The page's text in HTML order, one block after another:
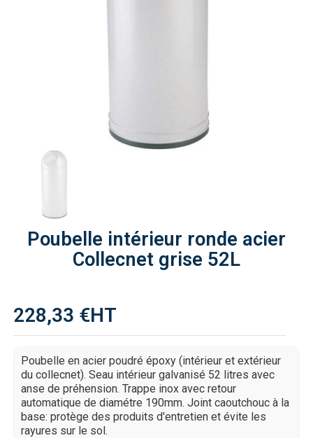
Poubelle intérieur ronde acier
Collecnet grise 52L
228,33 €HT
Poubelle en acier poudré époxy (intérieur et extérieur
du collecnet). Seau intérieur galvanisé 52 litres avec
anse de préhension. Trappe inox avec retour
automatique de diamétre 190mm. Joint caoutchouc à la
base: protège des produits d'entretien et évite les
rayures sur le sol.